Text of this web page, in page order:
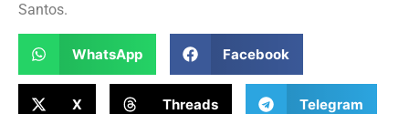
Santos.
WhatsApp Facebook
X Threads Telegram